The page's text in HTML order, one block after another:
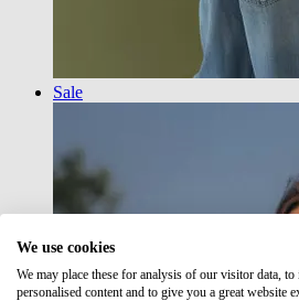
Sale
We use cookies
We may place these for analysis of our visitor data,
personalised content and to give you a great website